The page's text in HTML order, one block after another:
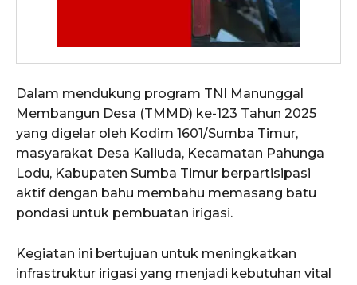
Dalam mendukung program TNI Manunggal
Membangun Desa (TMMD) ke-123 Tahun 2025
yang digelar oleh Kodim 1601/Sumba Timur,
masyarakat Desa Kaliuda, Kecamatan Pahunga
Lodu, Kabupaten Sumba Timur berpartisipasi
aktif dengan bahu membahu memasang batu
pondasi untuk pembuatan irigasi.
Kegiatan ini bertujuan untuk meningkatkan
infrastruktur irigasi yang menjadi kebutuhan vital